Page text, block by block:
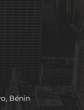
Bénin